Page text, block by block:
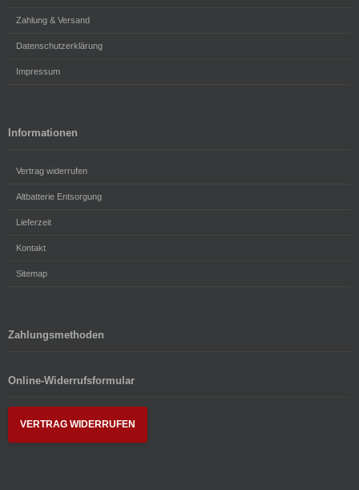
Zahlung & Versand
Datenschutzerklärung
Impressum
Informationen
Vertrag widerrufen
Altbatterie Entsorgung
Lieferzeit
Kontakt
Sitemap
Zahlungsmethoden
Online-Widerrufsformular
VERTRAG WIDERRUFEN